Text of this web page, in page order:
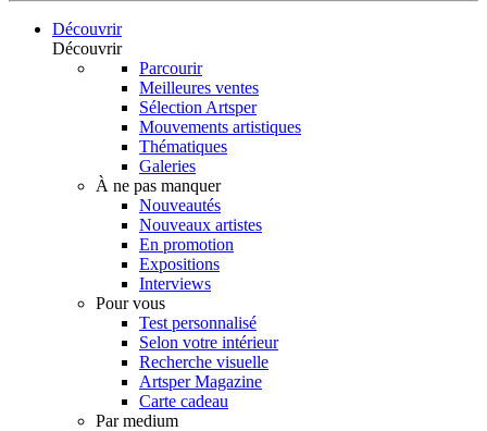
Découvrir
Découvrir
Parcourir
Meilleures ventes
Sélection Artsper
Mouvements artistiques
Thématiques
Galeries
À ne pas manquer
Nouveautés
Nouveaux artistes
En promotion
Expositions
Interviews
Pour vous
Test personnalisé
Selon votre intérieur
Recherche visuelle
Artsper Magazine
Carte cadeau
Par medium